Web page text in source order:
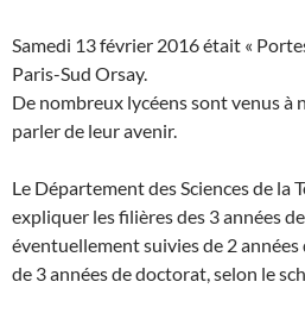
Samedi 13 février 2016 était «
Paris-Sud Orsay.
De nombreux lycéens sont venus
parler de leur avenir.
Le Département des Sciences de la
expliquer les filières des 3 années
éventuellement suivies de 2
de 3 années de doctorat, selon le